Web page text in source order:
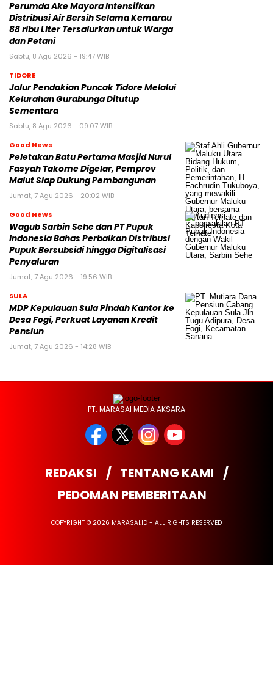
Perumda Ake Mayora Intensifkan
Distribusi Air Bersih Selama Kemarau
88 ribu Liter Tersalurkan untuk Warga
dan Petani
Sabtu, 8 Agu 2026 - 19:47 WIB
TIDORE
Jalur Pendakian Puncak Tidore Melalui
Kelurahan Gurabunga Ditutup
Sementara
Sabtu, 8 Agu 2026 - 09:07 WIB
Good News
Peletakan Batu Pertama Masjid Nurul
Fasyah Takome Digelar, Pemprov
Malut Siap Dukung Pembangunan
Jumat, 7 Agu 2026 - 20:02 WIB
Good News
Wagub Sarbin Sehe dan PT Pupuk
Indonesia Bahas Perbaikan Distribusi
Pupuk Bersubsidi hingga Digitalisasi
Penyaluran
Jumat, 7 Agu 2026 - 19:56 WIB
SULA
MDP Kepulauan Sula Pindah Kantor ke
Desa Fogi, Perkuat Layanan Kredit
Pensiun
Jumat, 7 Agu 2026 - 14:28 WIB
PT. MARASAI MEDIA AKSARA
REDAKSI
TENTANG KAMI
PEDOMAN PEMBERITAAN
COPYRIGHT © 2026 MARASAI.ID - ALL RIGHTS RESERVED